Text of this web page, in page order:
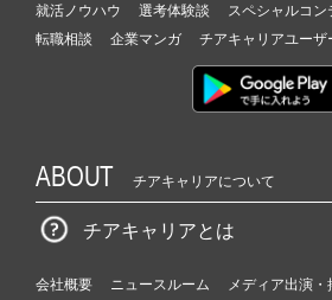
就活ノウハウ 選考体験談 スペシャルコン
転職相談
企業マンガ チアキャリアユーザ
ABOUT チアキャリアについて
チアキャリアとは
会社概要 ニュースルーム
メディア出演・